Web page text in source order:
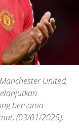
United,
bersama
(03/01/2025),